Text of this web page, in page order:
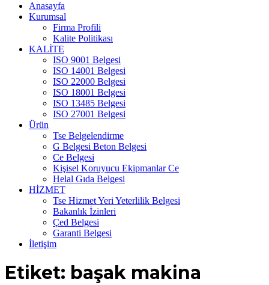
Anasayfa
Kurumsal
Firma Profili
Kalite Politikası
KALİTE
ISO 9001 Belgesi
ISO 14001 Belgesi
ISO 22000 Belgesi
ISO 18001 Belgesi
ISO 13485 Belgesi
ISO 27001 Belgesi
Ürün
Tse Belgelendirme
G Belgesi Beton Belgesi
Ce Belgesi
Kişisel Koruyucu Ekipmanlar Ce
Helal Gıda Belgesi
HİZMET
Tse Hizmet Yeri Yeterlilik Belgesi
Bakanlık İzinleri
Çed Belgesi
Garanti Belgesi
İletişim
Etiket: başak makina